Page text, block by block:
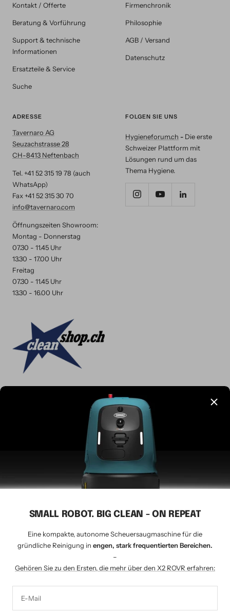
SMALL ROBOT. BIG CLEAN - ON REPEAT
Eine kompakte, autonome Scheuersaugmaschine für die
gründliche Reinigung in engen, stark frequentierten Bereichen.
–
Gehören Sie zu den Ersten, die mehr über den X2 ROVR erfahren:
E-Mail
Kontakt / Offerte
Beratung & Vorführung
Support & technische
Informationen
Ersatzteile & Service
Suche
Firmenchronik
Philosophie
AGB / Versand
Datenschutz
ADRESSE
Tavernaro AG
Seuzachstrasse 28
CH-8413 Neftenbach
Tel. +41 52 315 19 78 (auch
WhatsApp)
Fax +41 52 315 30 70
info@tavernaro.com
Öffnungszeiten Showroom:
Montag - Donnerstag
07.30 - 11.45 Uhr
13.30 - 17.00 Uhr
Freitag
07.30 - 11.45 Uhr
13.30 - 16.00 Uhr
FOLGEN SIE UNS
Hygieneforum.ch - Die erste
Schweizer Plattform mit
Lösungen rund um das
Thema Hygiene.
© 2026 Tavernaro AG - seit 1924